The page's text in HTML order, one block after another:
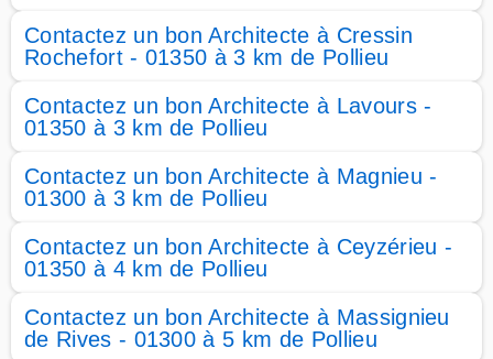
Contactez un bon Architecte à Cressin
Rochefort - 01350 à 3 km de Pollieu
Contactez un bon Architecte à Lavours -
01350 à 3 km de Pollieu
Contactez un bon Architecte à Magnieu -
01300 à 3 km de Pollieu
Contactez un bon Architecte à Ceyzérieu -
01350 à 4 km de Pollieu
Contactez un bon Architecte à Massignieu
de Rives - 01300 à 5 km de Pollieu